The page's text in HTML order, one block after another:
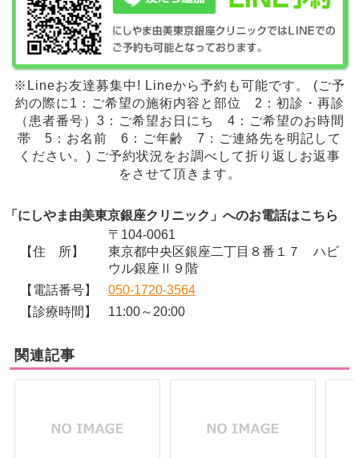
※Lineお友達募集中! Lineから予約も可能です。 (ご予
約の際に1：ご希望の施術内容と部位 2：初診・再診
（患者番号）3：ご希望お日にち 4：ご希望のお時間
帯 5：お名前 6：ご年齢 7：ご連絡先を明記して
ください。) ご予約状況をお調べして折り返しお返事
をさせて頂きます。
「にしやま由美東京銀座クリニック」へのお電話はこちら
【住 所】
〒104-0061
東京都中央区銀座二丁目８番１７ ハビ
ウル銀座Ⅱ９階
【電話番号】
050-1720-3564
【診療時間】
11:00～20:00
関連記事